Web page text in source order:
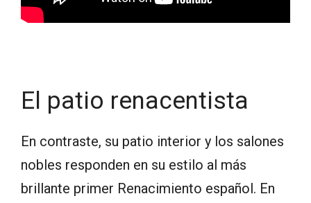
El patio renacentista
En contraste, su patio interior y los salones
nobles responden en su estilo al más
brillante primer Renacimiento español. En